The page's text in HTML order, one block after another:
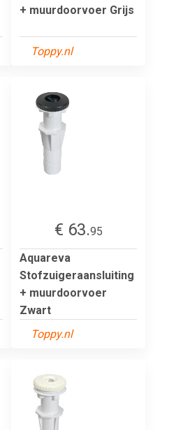
+ muurdoorvoer Grijs
Toppy.nl
€ 63.95
Aquareva
Stofzuigeraansluiting
+ muurdoorvoer
Zwart
Toppy.nl